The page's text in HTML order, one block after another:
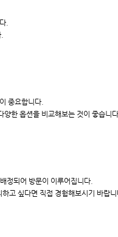
.
중요합니다.
양한 옵션을 비교해보는 것이 좋습니
정되어 방문이 이루어집니다.
고 싶다면 직접 경험해보시기 바랍